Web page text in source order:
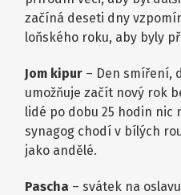
začíná deseti dny
loňského roku, aby byly
Jom kipur – Den smíření,
umožňuje začít nový rok
lidé po dobu 25 hodin nic
synagog chodí v bílých
jako andělé.
Pascha – svátek na